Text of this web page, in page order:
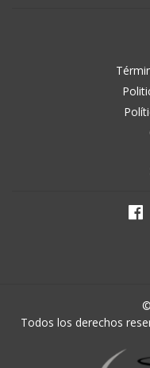
Todos los derechos